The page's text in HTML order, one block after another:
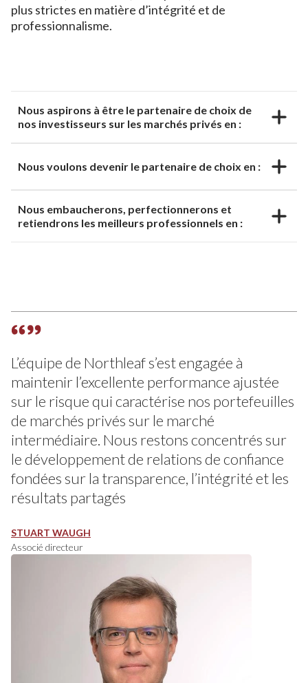
plus strictes en matière d’intégrité et de
professionnalisme.
Nous aspirons à être le partenaire de choix de
nos investisseurs sur les marchés privés en :
Nous voulons devenir le partenaire de choix en :
Nous embaucherons, perfectionnerons et
retiendrons les meilleurs professionnels en :
L’équipe de Northleaf s’est engagée à
maintenir l’excellente performance ajustée
sur le risque qui caractérise nos portefeuilles
de marchés privés sur le marché
intermédiaire. Nous restons concentrés sur
le développement de relations de confiance
fondées sur la transparence, l’intégrité et les
résultats partagés
STUART WAUGH
Associé directeur